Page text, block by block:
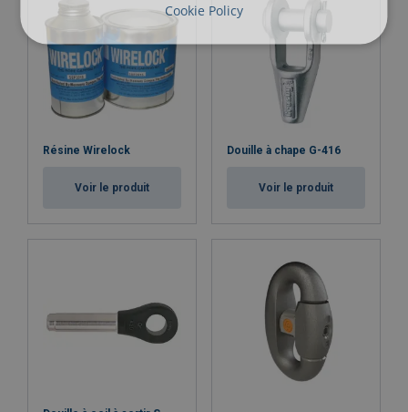
Résine Wirelock
Voir le produit
Douille à chape G-416
Voir le produit
Cookie Policy